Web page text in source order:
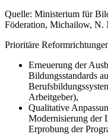
Quelle: Ministerium für
Föderation, Michailow, N.
Prioritäre
Erneuerung der
Bildungsstandards
Arbeitgeber),
Qualitative
Modernisierung der
Erprobung der